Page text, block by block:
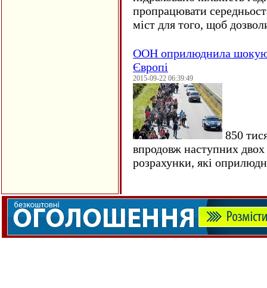
пропрацювати
міст для того, щоб
ООН оприлюднила
Європі
2015-09-22 06:39:49
850
впродовж наступних
розрахунки, які